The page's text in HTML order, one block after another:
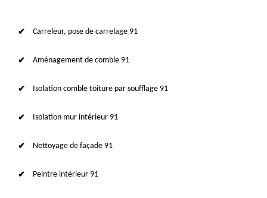
Carreleur, pose de carrelage 91
Aménagement de comble 91
Isolation comble toiture par soufflage 91
Isolation mur intérieur 91
Nettoyage de façade 91
Peintre intérieur 91